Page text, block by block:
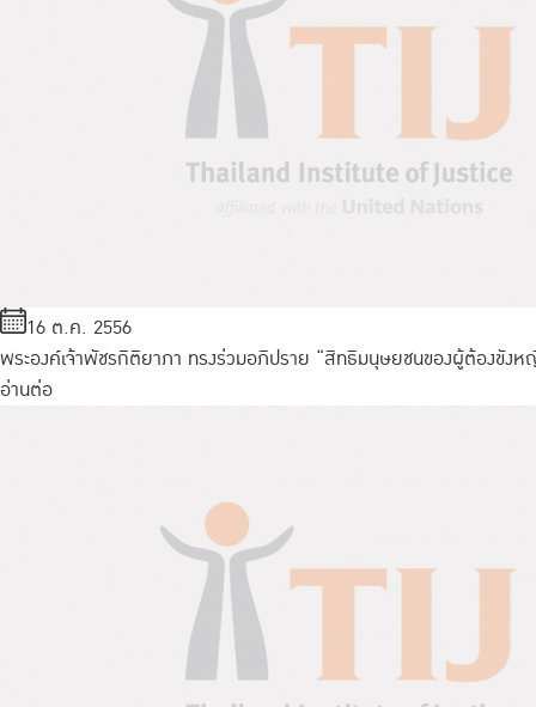
16 ต.ค. 2556
พระองค์เจ้าพัชรกิติยาภา ทรงร่วมอภิปราย “สิทธิมนุษยชนของผู้ต้องขังห
อ่านต่อ